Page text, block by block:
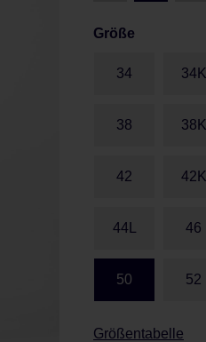
Größe
34 34K
38 38K
42 42K
44L 46
50 52
Größentabelle